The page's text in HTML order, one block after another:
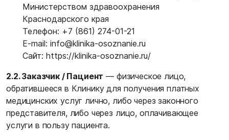
Министерством здравоохранения
Краснодарского края
Телефон: +7 (861) 274-01-21
E-mail: info@klinika-osoznanie.ru
Сайт: https://klinika-osoznanie.ru/
2.2. Заказчик / Пациент — физическое лицо,
обратившееся в Клинику для получения платных
медицинских услуг лично, либо через законного
представителя, либо через лицо, оплачивающее
услуги в пользу пациента.